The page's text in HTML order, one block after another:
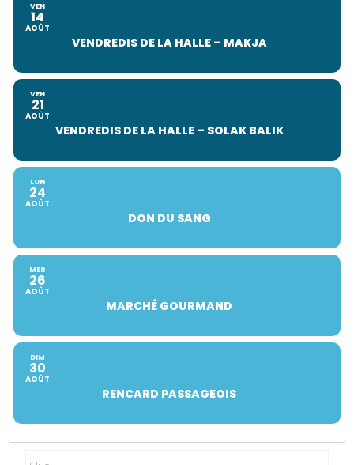
VEN
14
AOÛT
VENDREDIS DE LA HALLE – MAKJA
VEN
21
AOÛT
VENDREDIS DE LA HALLE – SOLAK BALIK
LUN
24
AOÛT
DON DU SANG
MER
26
AOÛT
MARCHÉ GOURMAND
DIM
30
AOÛT
RENCARD PASSAGEOIS